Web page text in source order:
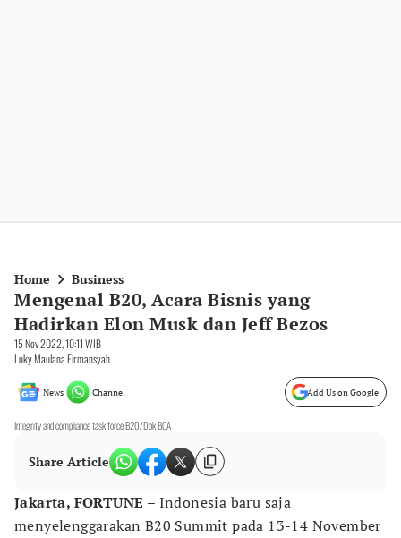
Home Business
Mengenal B20, Acara Bisnis yang
Hadirkan Elon Musk dan Jeff Bezos
15 Nov 2022, 10:11 WIB
Luky Maulana Firmansyah
News Channel Add Us on Google
Integrity and compliance task force B20/Dok BCA
Share Article
Jakarta, FORTUNE – Indonesia baru saja
menyelenggarakan B20 Summit pada 13-14 November